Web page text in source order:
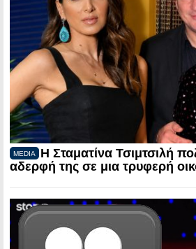
MEDIA
Η Σταματίνα Τσιμτσιλή
αδερφή της σε μια τρυφερή